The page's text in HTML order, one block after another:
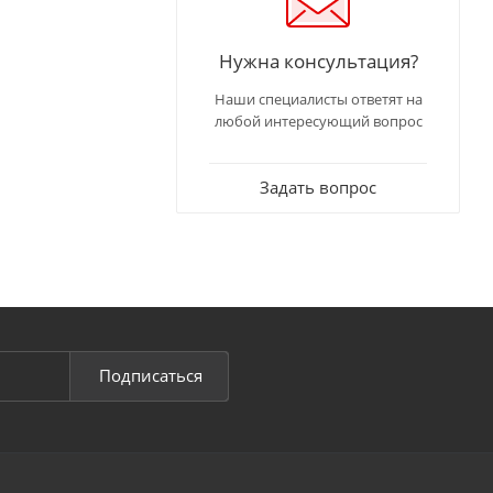
Нужна консультация?
Наши специалисты ответят на
любой интересующий вопрос
Задать вопрос
Подписаться